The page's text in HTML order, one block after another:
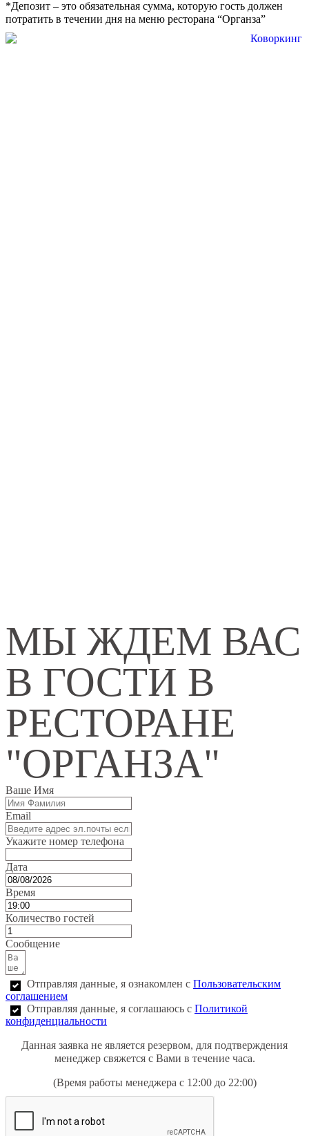
*Депозит – это обязательная сумма, которую гость должен
потратить в течении дня на меню ресторана “Органза”
МЫ ЖДЕМ ВАС
В ГОСТИ В
РЕСТОРАНЕ
"ОРГАНЗА"
Ваше Имя
Email
Укажите номер телефона
Дата
Время
Количество гостей
Сообщение
Отправляя данные, я ознакомлен с Пользовательским
соглашением
Отправляя данные, я соглашаюсь с Политикой
конфиденциальности
Данная заявка не является резервом, для подтверждения
менеджер свяжется с Вами в течение часа.
(Время работы менеджера с 12:00 до 22:00)